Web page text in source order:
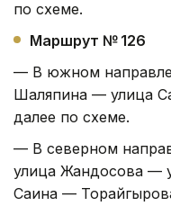
по схеме.
Маршрут № 126
— В южном
Шаляпина — улица
далее по схеме.
— В северном
улица Жандосова —
Саина —